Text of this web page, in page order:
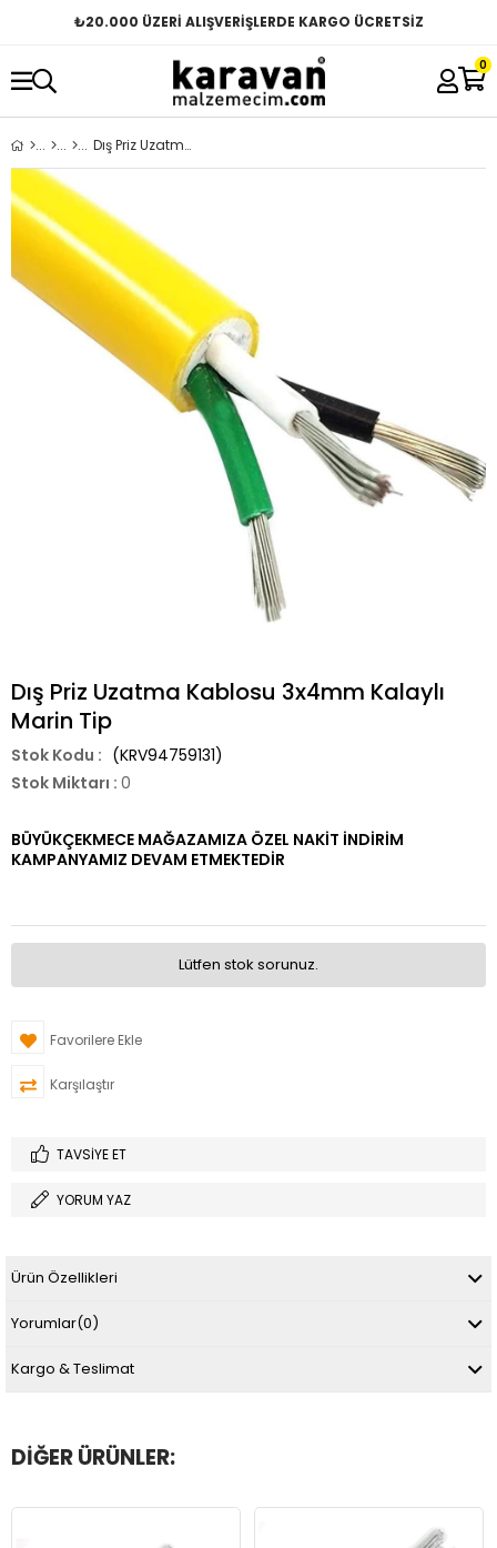
₺20.000 ÜZERİ ALIŞVERİŞLERDE KARGO ÜCRETSİZ
0
Dış Priz Uzatma Kablosu 3x4mm Kalaylı Marin Tip
Dış Priz Uzatma Kablosu 3x4mm Kalaylı
Marin Tip
(KRV94759131)
Stok Miktarı : 0
BÜYÜKÇEKMECE MAĞAZAMIZA ÖZEL NAKİT İNDİRİM
KAMPANYAMIZ DEVAM ETMEKTEDİR
Lütfen stok sorunuz.
Favorilere Ekle
Karşılaştır
TAVSIYE ET
YORUM YAZ
Ürün Özellikleri
Yorumlar(0)
Kargo & Teslimat
DIĞER ÜRÜNLER: